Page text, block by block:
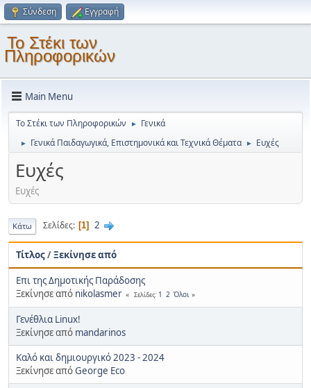
Σύνδεση Εγγραφή
Το Στέκι των
Πληροφορικών
Main Menu
Το Στέκι των Πληροφορικών ► Γενικά
► Γενικά Παιδαγωγικά, Επιστημονικά και Τεχνικά Θέματα ► Ευχές
Ευχές
Ευχές
Κάτω Σελίδες 1 2
Τίτλος/Ξεκίνησε από
Επι της Δημοτικής Παράδοσης
Ξεκίνησε από nikolasmer Σελίδες 1 2 Όλοι
Γενέθλια Linux!
Ξεκίνησε από mandarinos
Καλό και δημιουργικό 2023 - 2024
Ξεκίνησε απόGeorge Eco